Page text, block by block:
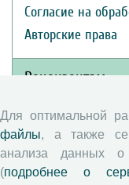
Согласие на
Авторские права
Рецензентам
Памятка
Положение о
Форма рецензии
Для оптимальной
файлы, а также
анализа данных
(подробнее о